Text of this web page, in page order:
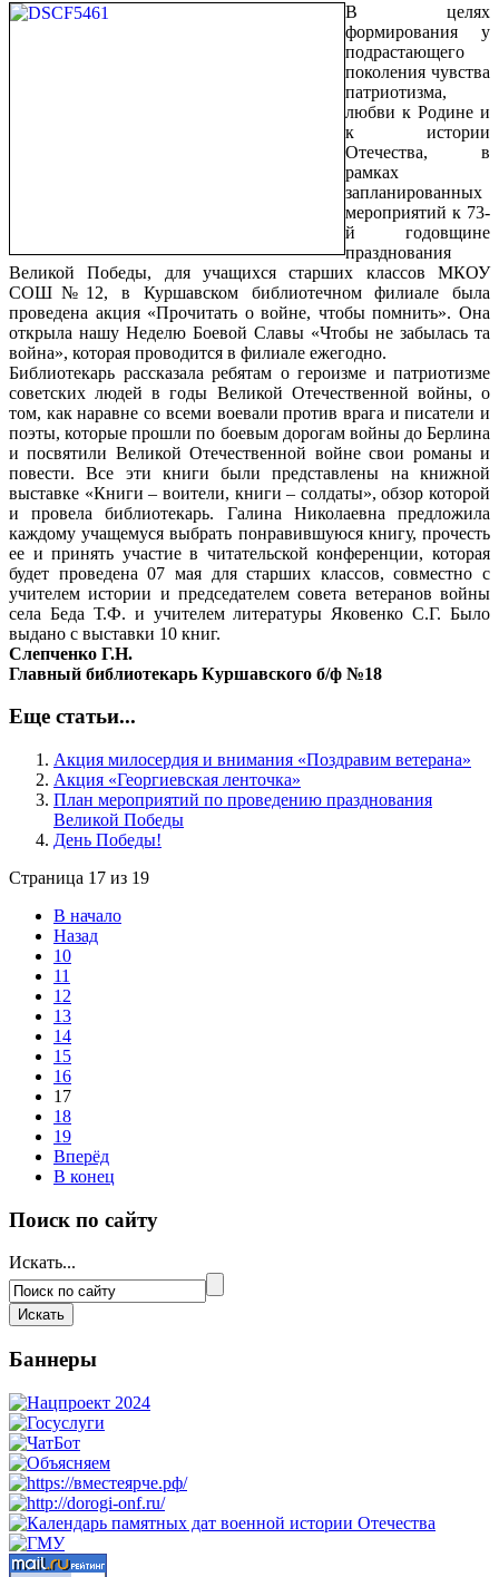
В целях
формирования у
подрастающего
поколения чувства
патриотизма,
любви к Родине и
к истории
Отечества, в
рамках
запланированных
мероприятий к 73-
й годовщине
празднования
Великой Победы, для учащихся старших классов МКОУ
СОШ№12, в Куршавском библиотечном филиале была
проведена акция «Прочитать о войне, чтобы помнить». Она
открыла нашу Неделю Боевой Славы «Чтобы не забылась та
война», которая проводится в филиале ежегодно.
Библиотекарь рассказала ребятам о героизме и патриотизме
советских людей в годы Великой Отечественной войны, о
том, как наравне со всеми воевали против врага и писатели и
поэты, которые прошли по боевым дорогам войны до Берлина
и посвятили Великой Отечественной войне свои романы и
повести. Все эти книги были представлены на книжной
выставке «Книги – воители, книги – солдаты», обзор которой
и провела библиотекарь. Галина Николаевна предложила
каждому учащемуся выбрать понравившуюся книгу, прочесть
ее и принять участие в читательской конференции, которая
будет проведена 07 мая для старших классов, совместно с
учителем истории и председателем совета ветеранов войны
села Беда Т.Ф. и учителем литературы Яковенко С.Г. Было
выдано с выставки 10 книг.
Слепченко Г.Н.
Главный библиотекарь Куршавского б/ф №18
Еще статьи...
Акция милосердия и внимания «Поздравим ветерана»
Акция «Георгиевская ленточка»
План мероприятий по проведению празднования
Великой Победы
День Победы!
Страница 17 из 19
В начало
Назад
10
11
12
13
14
15
16
17
18
19
Вперёд
В конец
Поиск по сайту
Искать...
Баннеры